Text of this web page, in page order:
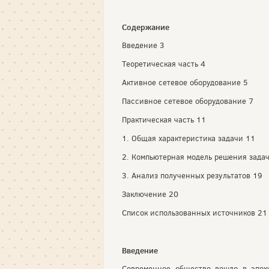
Содержание
Введение 3
Теоретическая часть 4
Активное сетевое оборудование 5
Пассивное сетевое оборудование 7
Практическая часть 11
1. Общая характеристика задачи 11
2. Компьютерная модель решения
3. Анализ полученных результатов 19
Заключение 20
Список использованных источников 21
Введение